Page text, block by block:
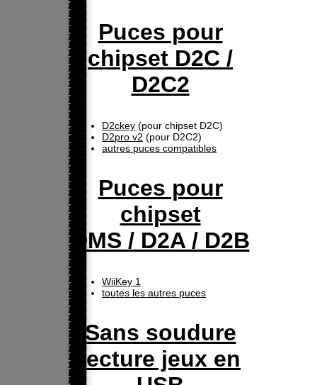
Puces pour
chipset D2C /
D2C2
D2ckey (pour chipset D2C)
D2pro v2 (pour D2C2)
autres puces compatibles
Puces pour
chipset
DMS / D2A / D2B
WiiKey 1
toutes les autres puces
Sans soudure
lecture jeux en